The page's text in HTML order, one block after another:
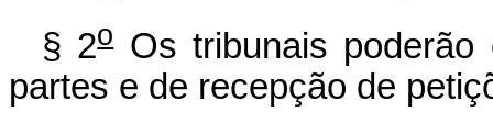
§ 2oOs tribunais poderão
partes e de recepção de